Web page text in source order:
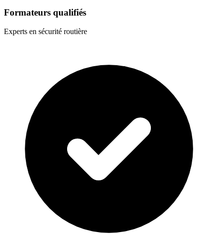
Formateurs qualifiés
Experts en sécurité routière